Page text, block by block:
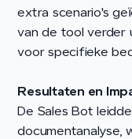
extra scenario's
van de tool verder
voor specifieke
Resultaten en
De Sales Bot
documentanalyse,